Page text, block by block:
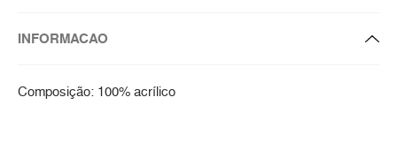
INFORMACAO
Composição: 100% acrílico